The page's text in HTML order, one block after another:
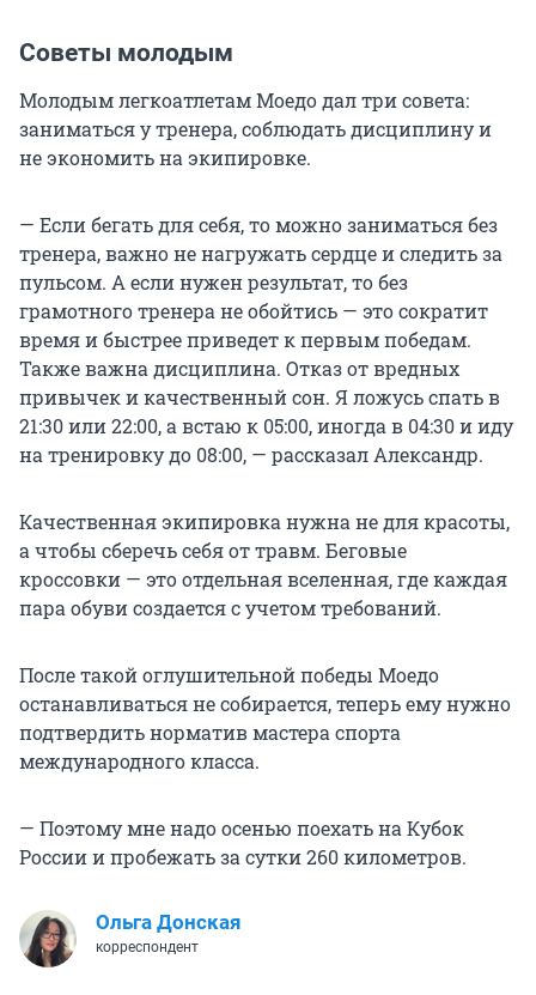
Советы молодым
Молодым легкоатлетам Моедо дал три совета:
заниматься у тренера, соблюдать дисциплину и
не экономить на экипировке.
— Если бегать для себя, то можно заниматься без
тренера, важно не нагружать сердце и следить за
пульсом. А если нужен результат, то без
грамотного тренера не обойтись — это сократит
время и быстрее приведет к первым победам.
Также важна дисциплина. Отказ от вредных
привычек и качественный сон. Я ложусь спать в
21:30 или 22:00, а встаю к 05:00, иногда в 04:30 и иду
на тренировку до 08:00, — рассказал Александр.
Качественная экипировка нужна не для красоты,
а чтобы сберечь себя от травм. Беговые
кроссовки — это отдельная вселенная, где каждая
пара обуви создается с учетом требований.
После такой оглушительной победы Моедо
останавливаться не собирается, теперь ему нужно
подтвердить норматив мастера спорта
международного класса.
— Поэтому мне надо осенью поехать на Кубок
России и пробежать за сутки 260 километров.
Ольга Донская
корреспондент